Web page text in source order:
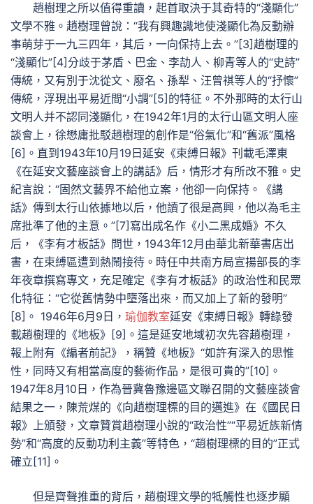
趙樹理之所以值得重讀，起首取決于其奇特的“淺顯化”
文學不雅。趙樹理曾說：“我有興趣識地使淺顯化為反動辦
事萌芽于一九三四年，其后，一向保持上去。”[3]趙樹理的
“淺顯化”[4]分歧于茅盾、巴金、李劼人、柳青等人的“史詩”
傳統，又有別于沈從文、廢名、孫犁、汪曾祺等人的“抒懷”
傳統，浮現出平易近間“小調”[5]的特征。不外那時的太行山
文明人并不認同淺顯化，在1942年1月的太行山區文明人座
談會上，徐懋庸批駁趙樹理的創作是“俗氣化”和“舊派”風格
[6]。直到1943年10月19日延安《束縛日報》刊載毛澤東
《在延安文藝座談會上的講話》后，情形才有所改不雅。史
紀言說：“固然文藝界不給他立案，他卻一向保持。《講
話》傳到太行山依據地以后，他讀了很是高興，他以為毛主
席批準了他的主意。”[7]寫出成名作《小二黑成婚》不久
后，《李有才板話》問世，1943年12月由華北新華書店出
書，在束縛區遭到熱鬧接待。時任中共南方局宣揚部長的李
年夜章撰寫專文，充足確定《李有才板話》的政治性和民眾
化特征：“它從舊情勢中墮落出來，而又加上了新的發明”
[8]。 1946年6月9日， 瑜伽教室延安《束縛日報》轉錄發
載趙樹理的《地板》[9]。這是延安地域初次先容趙樹理，
報上附有《編者前記》，稱贊《地板》“如許有深入的思惟
性，同時又有相當高度的藝術作品，是很可貴的”[10]。
1947年8月10日，作為晉冀魯豫邊區文聯召開的文藝座談會
結果之一，陳荒煤的《向趙樹理標的目的邁進》在《國民日
報》上頒發，文章贊賞趙樹理小說的“政治性”“平易近族新情
勢”和“高度的反動功利主義”等特色，“趙樹理標的目的”正式
確立[11]。
但是齊聲推重的背后，趙樹理文學的牴觸性也逐步顯